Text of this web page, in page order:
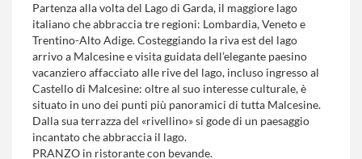
Partenza alla volta del Lago di Garda, il maggiore lago
italiano che abbraccia tre regioni: Lombardia, Veneto e
Trentino-Alto Adige. Costeggiando la riva est del lago
arrivo a Malcesine e visita guidata dell’elegante paesino
vacanziero affacciato alle rive del lago, incluso ingresso al
Castello di Malcesine: oltre al suo interesse culturale, è
situato in uno dei punti più panoramici di tutta Malcesine.
Dalla sua terrazza del «rivellino» si gode di un paesaggio
incantato che abbraccia il lago.
PRANZO in ristorante con bevande.